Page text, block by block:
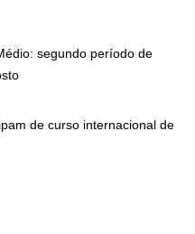
segundo período de
de curso internacional de